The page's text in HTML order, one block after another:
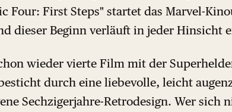
Four: First Steps" startet das Marvel-
dieser Beginn verläuft in jeder Hinsicht
wieder vierte Film mit der
durch eine liebevolle, leicht
Sechzigerjahre-Retrodesign. Wer sich